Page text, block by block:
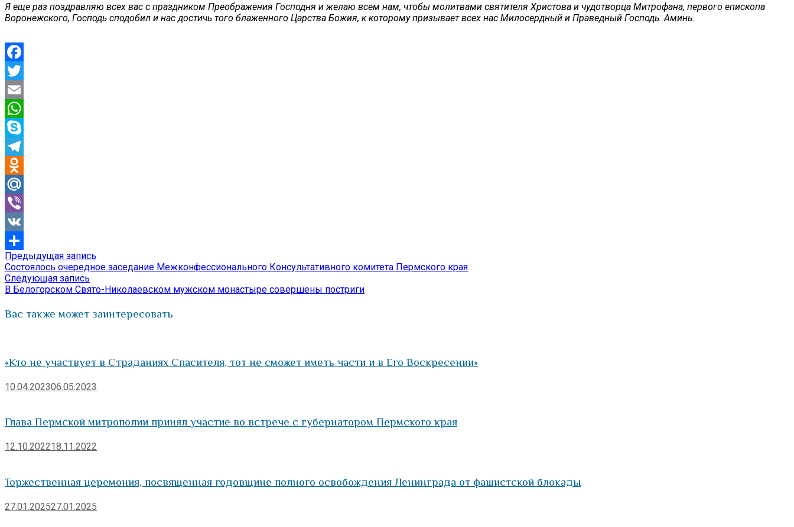
Я еще раз поздравляю всех вас с праздником Преображения Господня и желаю всем нам, чтобы молитвами святителя Христова и чудотворца Митрофана, первого епископа
Воронежского, Господь сподобил и нас достичь того блаженного Царства Божия, к которому призывает всех нас Милосердный и Праведный Господь. Аминь.
Facebook
Twitter
Email
WhatsApp
Skype
Telegram
Odnoklassniki
Mail.Ru
Viber
VK
Отправить
Навигация
по
записям
Предыдущая запись
запись:
Состоялось очередное заседание Межконфессионального Консультативного комитета Пермского края
Следующая запись
запись:
В Белогорском Свято-Николаевском мужском монастыре совершены постриги
Вас также может заинтересовать
«Кто не участвует в Страданиях Спасителя, тот не сможет иметь части и в Его Воскресении»
10.04.202306.05.2023
Глава Пермской митрополии принял участие во встрече с губернатором Пермского края
12.10.202218.11.2022
Торжественная церемония, посвященная годовщине полного освобождения Ленинграда от фашистской блокады
27.01.202527.01.2025